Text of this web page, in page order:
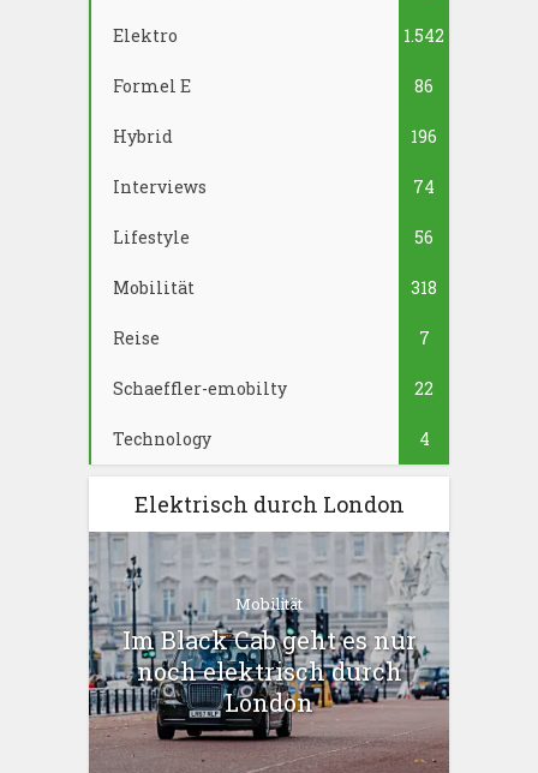
Elektro 1.542
Formel E 86
Hybrid 196
Interviews 74
Lifestyle 56
Mobilität 318
Reise 7
Schaeffler-emobilty 22
Technology 4
Elektrisch durch London
Mobilität
Im Black Cab geht es nur
noch elektrisch durch
London